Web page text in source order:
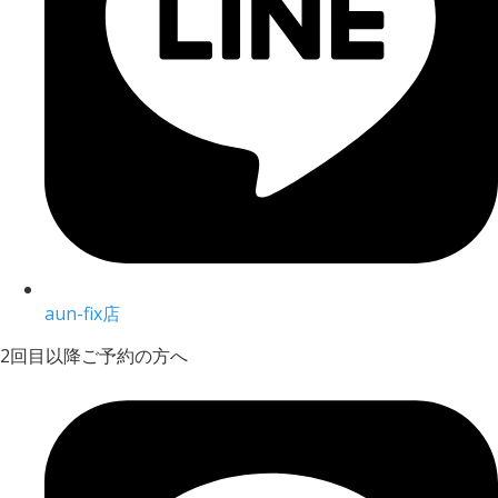
aun-fix店
2回目以降ご予約の方へ